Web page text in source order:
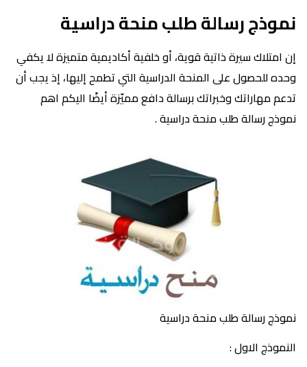
نموذج رسالة طلب منحة دراسية
إن امتلاك سيرة ذاتية قوية، أو خلفية أكاديمية متميزة لا يكفي
وحده للحصول على المنحة الدراسية التي تطمح إليها، إذ يجب أن
تدعم مهاراتك وخبراتك برسالة دافع مميّزة أيضًا اليكم اهم
نموذج رسالة طلب منحة دراسية .
نموذج رسالة طلب منحة دراسية
النموذج الاول :